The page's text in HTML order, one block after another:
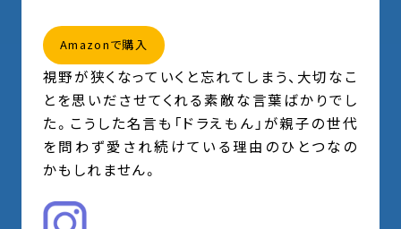
Amazonで購入
視野が狭くなっていくと忘れてしまう、大切なこ
とを思いださせてくれる素敵な言葉ばかりでし
た。こうした名言も「ドラえもん」が親子の世代
を問わず愛され続けている理由のひとつなの
かもしれません。